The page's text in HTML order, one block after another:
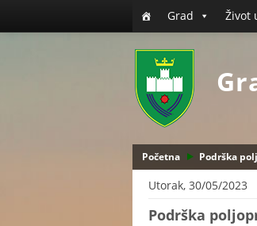
Grad Život
Početna Podrška
Utorak, 30/05/2023
Podrška